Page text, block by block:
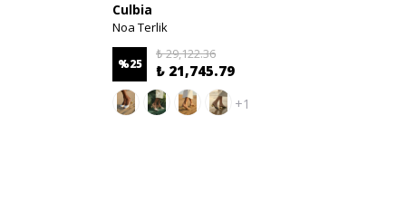
Culbia
Noa Terlik
%25
₺ 29,122.36
₺ 21,745.79
+1